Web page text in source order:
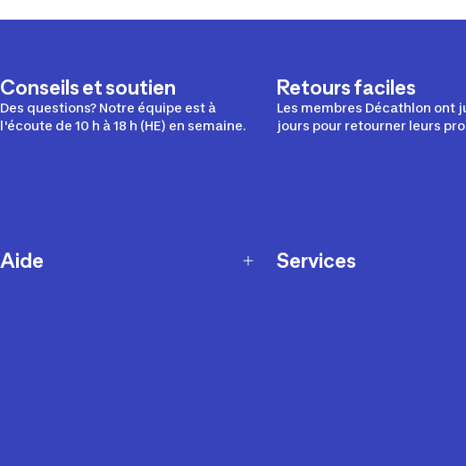
Conseils et soutien
Des questions? Notre équipe est à
l'écoute de 10 h à 18 h (HE) en semaine.
Retours faciles
Les membres Décathlon ont
jours pour retourner leurs
Aide Services